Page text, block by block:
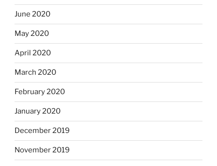
June 2020
May 2020
April 2020
March 2020
February 2020
January 2020
December 2019
November 2019